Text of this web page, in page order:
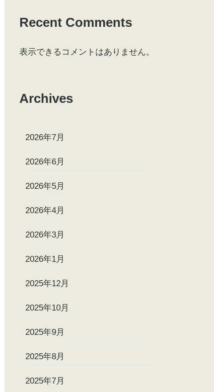
Recent Comments
表示できるコメントはありません。
Archives
2026年7月
2026年6月
2026年5月
2026年4月
2026年3月
2026年1月
2025年12月
2025年10月
2025年9月
2025年8月
2025年7月